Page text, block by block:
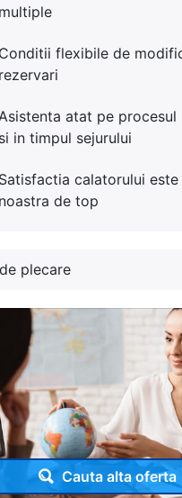
multiple
Conditii flexibile de
rezervari
Asistenta atat pe
si in timpul sejurului
Satisfactia calatorului
noastra de top
plecare
Cauta alta oferta